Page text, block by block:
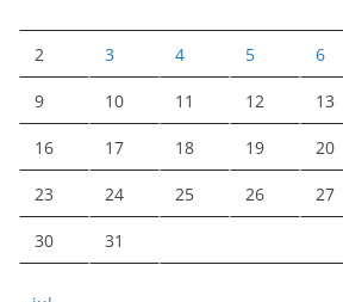
2 3 4 5 6
9 10 11 12 13
16 17 18 19 20
23 24 25 26 27
30 31